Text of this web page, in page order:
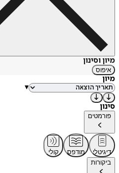
מיון וסינון
איפוס
מיון
▾
סינון
פורמטים
דיגיטלי מודפס
קולי
ביקורות